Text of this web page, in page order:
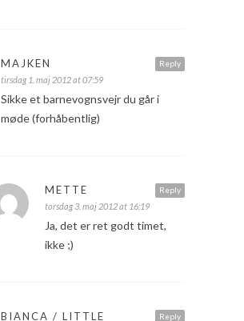
Reply
MAJKEN
tirsdag 1. maj 2012 at 07:59
Sikke et barnevognsvejr du går i
møde (forhåbentlig)
Reply
METTE
torsdag 3. maj 2012 at 16:19
Ja, det er ret godt timet,
ikke ;)
Reply
BIANCA / LITTLE